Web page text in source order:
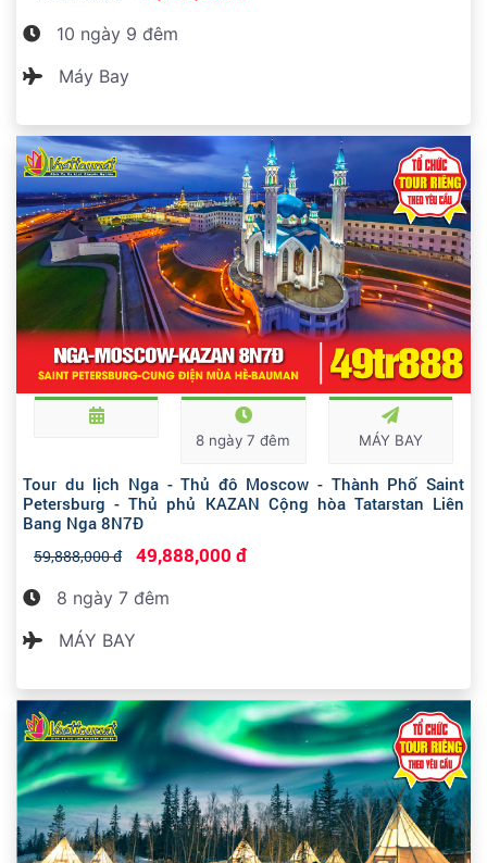
10 ngày 9 đêm
Máy Bay
8 ngày 7 đêm MÁY BAY
Tour du lịch Nga - Thủ đô Moscow - Thành Phố Saint
Petersburg - Thủ phủ KAZAN Cộng hòa Tatarstan Liên
Bang Nga 8N7Đ
59,888,000 đ 49,888,000 đ
8 ngày 7 đêm
MÁY BAY